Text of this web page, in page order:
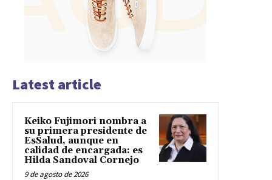
Latest article
Keiko Fujimori nombra a
su primera presidente de
EsSalud, aunque en
calidad de encargada: es
Hilda Sandoval Cornejo
9 de agosto de 2026